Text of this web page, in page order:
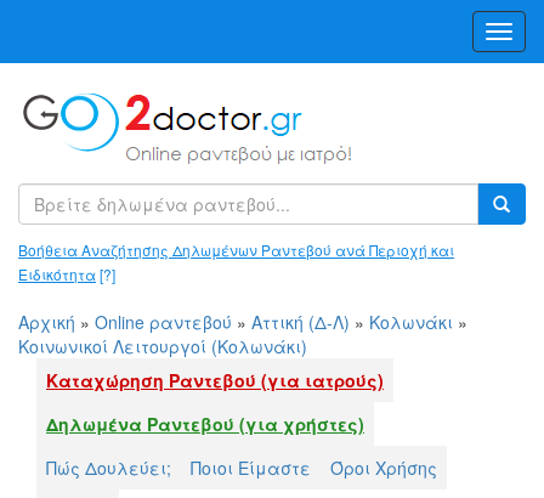
Βοήθεια Αναζήτησης Δηλωμένων Ραντεβού ανά Περιοχή και
Ειδικότητα[?]
Αρχική » Online ραντεβού » Αττική (Δ-Λ) » Κολωνάκι »
Κοινωνικοί Λειτουργοί (Κολωνάκι)
Καταχώρηση Ραντεβού (για ιατρούς)
Δηλωμένα Ραντεβού (για χρήστες)
Πώς Δουλεύει;
Ποιοι Είμαστε
Όροι Χρήσης